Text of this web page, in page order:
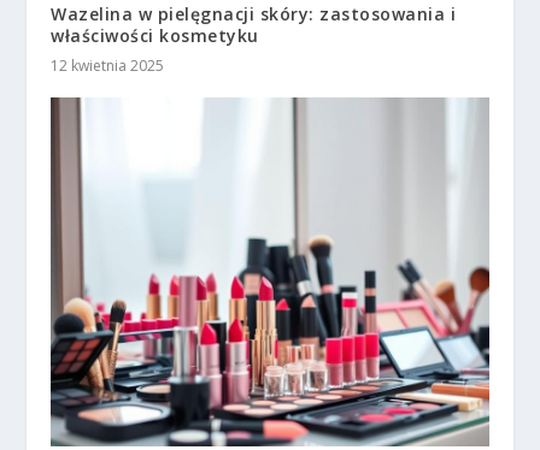
Wazelina w pielęgnacji skóry: zastosowania i
właściwości kosmetyku
12 kwietnia 2025